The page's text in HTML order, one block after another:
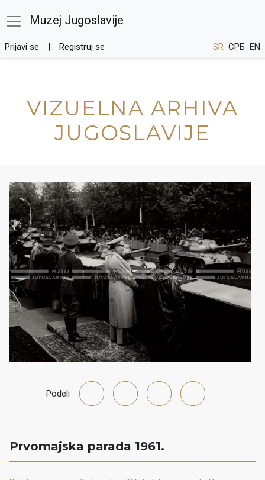
Muzej Jugoslavije
Prijavi se Registruj se SR СРБ EN
VIZUELNA ARHIVA
JUGOSLAVIJE
Podeli
Prvomajska parada 1961.